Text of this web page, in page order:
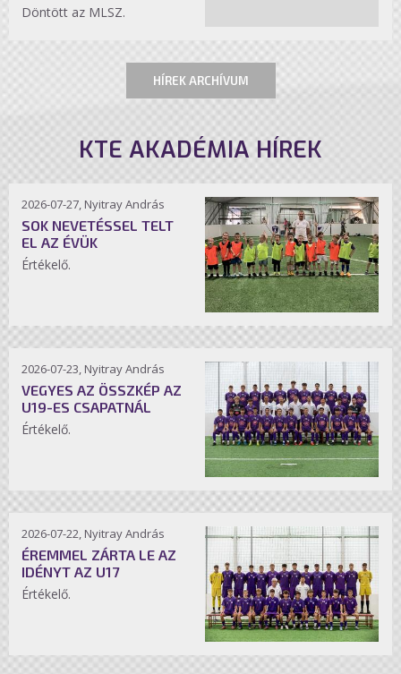
Döntött az MLSZ.
HÍREK ARCHÍVUM
KTE AKADÉMIA HÍREK
2026-07-27, Nyitray András
SOK NEVETÉSSEL TELT
EL AZ ÉVÜK
Értékelő.
2026-07-23, Nyitray András
VEGYES AZ ÖSSZKÉP AZ
U19-ES CSAPATNÁL
Értékelő.
2026-07-22, Nyitray András
ÉREMMEL ZÁRTA LE AZ
IDÉNYT AZ U17
Értékelő.